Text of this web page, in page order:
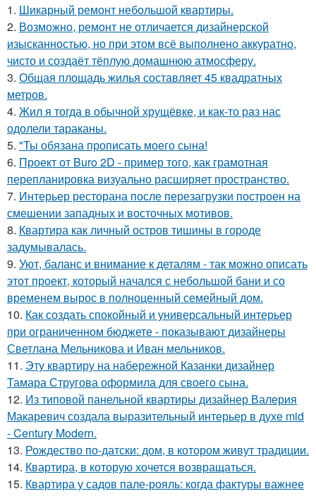
1. Шикарный ремонт небольшой квартиры.
2. Возможно, ремонт не отличается дизайнерской
изысканностью, но при этом всё выполнено аккуратно,
чисто и создаёт тёплую домашнюю атмосферу.
3. Общая площадь жилья составляет 45 квадратных
метров.
4. Жил я тогда в обычной хрущёвке, и как-то раз нас
одолели тараканы.
5. "Ты обязана прописать моего сына!
6. Проект от Buro 2D - пример того, как грамотная
перепланировка визуально расширяет пространство.
7. Интерьер ресторана после перезагрузки построен на
смешении западных и восточных мотивов.
8. Квартира как личный остров тишины в городе
задумывалась.
9. Уют, баланс и внимание к деталям - так можно описать
этот проект, который начался с небольшой бани и со
временем вырос в полноценный семейный дом.
10. Как создать спокойный и универсальный интерьер
при ограниченном бюджете - показывают дизайнеры
Светлана Мельникова и Иван мельников.
11. Эту квартиру на набережной Казанки дизайнер
Тамара Стругова оформила для своего сына.
12. Из типовой панельной квартиры дизайнер Валерия
Макаревич создала выразительный интерьер в духе mid
- Century Modern.
13. Рождество по-датски: дом, в котором живут традиции.
14. Квартира, в которую хочется возвращаться.
15. Квартира у садов пале-рояль: когда фактуры важнее